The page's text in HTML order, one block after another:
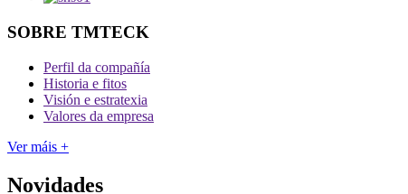
SOBRE TMTECK
Perfil da compañía
Historia e fitos
Visión e estratexia
Valores da empresa
Ver máis +
Novidades